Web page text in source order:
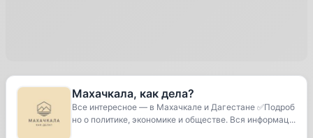
Махачкала, как дела?
Все интересное — в Махачкале и Дагестане ✅Подроб
но о политике, экономике и обществе. Вся информац...